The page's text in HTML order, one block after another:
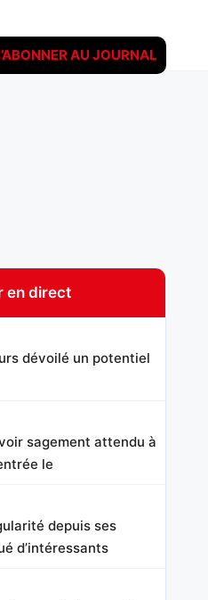
AU JOURNAL
en direct
dévoilé un potentiel
sagement attendu à
le
depuis ses
d’intéressants